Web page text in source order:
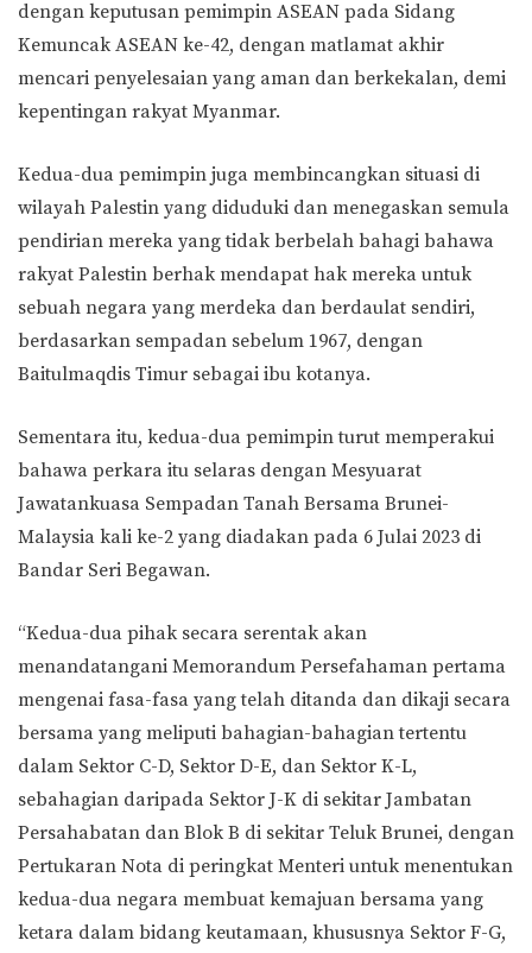
dengan keputusan pemimpin ASEAN pada Sidang
Kemuncak ASEAN ke-42, dengan matlamat akhir
mencari penyelesaian yang aman dan berkekalan, demi
kepentingan rakyat Myanmar.
Kedua-dua pemimpin juga membincangkan situasi di
wilayah Palestin yang diduduki dan menegaskan semula
pendirian mereka yang tidak berbelah bahagi bahawa
rakyat Palestin berhak mendapat hak mereka untuk
sebuah negara yang merdeka dan berdaulat sendiri,
berdasarkan sempadan sebelum 1967, dengan
Baitulmaqdis Timur sebagai ibu kotanya.
Sementara itu, kedua-dua pemimpin turut memperakui
bahawa perkara itu selaras dengan Mesyuarat
Jawatankuasa Sempadan Tanah Bersama Brunei-
Malaysia kali ke-2 yang diadakan pada 6 Julai 2023 di
Bandar Seri Begawan.
“Kedua-dua pihak secara serentak akan
menandatangani Memorandum Persefahaman pertama
mengenai fasa-fasa yang telah ditanda dan dikaji secara
bersama yang meliputi bahagian-bahagian tertentu
dalam Sektor C-D, Sektor D-E, dan Sektor K-L,
sebahagian daripada Sektor J-K di sekitar Jambatan
Persahabatan dan Blok B di sekitar Teluk Brunei, dengan
Pertukaran Nota di peringkat Menteri untuk menentukan
kedua-dua negara membuat kemajuan bersama yang
ketara dalam bidang keutamaan, khususnya Sektor F-G,